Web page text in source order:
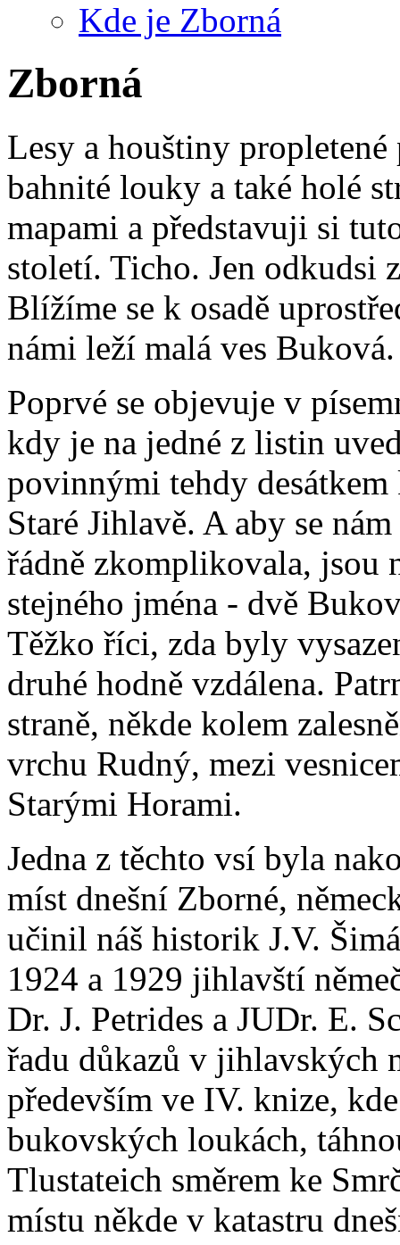
Kde je Zborná
Zborná
Lesy a houštiny
bahnité louky a také holé
mapami a představuji si
století. Ticho. Jen odkudsi
Blížíme se k osadě
námi leží malá ves Buková.
Poprvé se objevuje v
kdy je na jedné z listin
povinnými tehdy
Staré Jihlavě. A aby se
řádně zkomplikovala, jsou
stejného jména - dvě
Těžko říci, zda byly
druhé hodně vzdálena.
straně, někde kolem
vrchu Rudný, mezi
Starými Horami.
Jedna z těchto vsí byla
míst dnešní Zborné,
učinil náš historik J.V.
1924 a 1929 jihlavští
Dr. J. Petrides a JUDr. E.
řadu důkazů v jihlavských
především ve IV. knize,
bukovských loukách,
Tlustateich směrem ke
místu někde v katastru